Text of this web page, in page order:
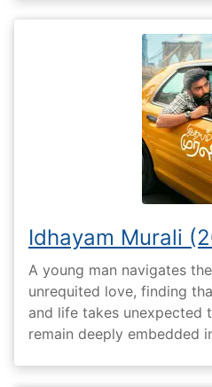
Idhayam Murali
A young man navigates
unrequited love, finding
and life takes unexpected
remain deeply embedded